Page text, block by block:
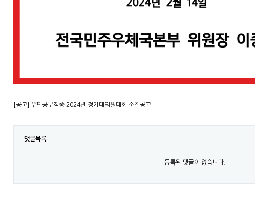
[공고] 우편공무직종 2024년 정기대의원대회 소집공고
댓글목록
등록된 댓글이 없습니다.